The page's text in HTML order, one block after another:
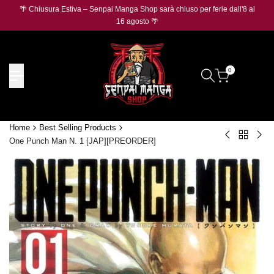
🌴 Chiusura Estiva – Senpai Manga Shop sarà chiuso per ferie dall'8 al
16 agosto 🌴
0
Home
Best Selling Products
One Punch Man N. 1 [JAP][PREORDER]
Monkey
Luffy
P-
080
Mos
Burger
V.2
Torna
Best
Selling
Products
One
D.